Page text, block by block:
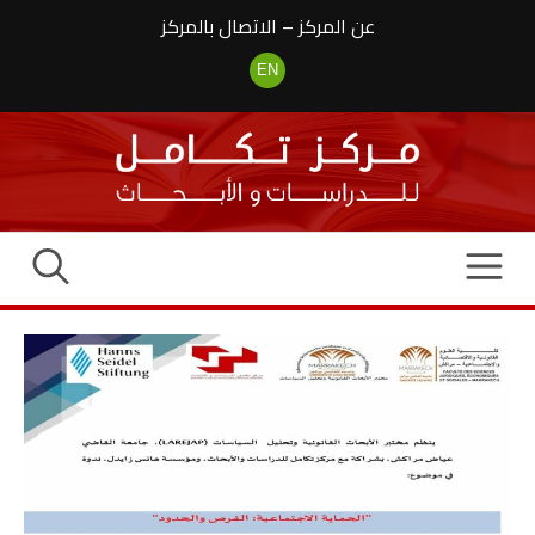
عن المركز– الاتصال بالمركز
EN